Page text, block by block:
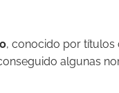
, conocido por títulos
algunas